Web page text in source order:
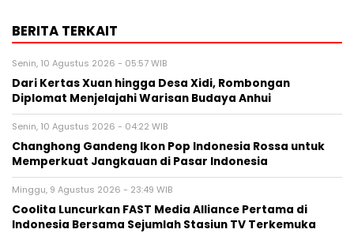
BERITA TERKAIT
Senin, 10 Agustus 2026 - 05:57 WIB
Dari Kertas Xuan hingga Desa Xidi, Rombongan
Diplomat Menjelajahi Warisan Budaya Anhui
Senin, 10 Agustus 2026 - 04:22 WIB
Changhong Gandeng Ikon Pop Indonesia Rossa untuk
Memperkuat Jangkauan di Pasar Indonesia
Minggu, 9 Agustus 2026 - 23:49 WIB
Coolita Luncurkan FAST Media Alliance Pertama di
Indonesia Bersama Sejumlah Stasiun TV Terkemuka